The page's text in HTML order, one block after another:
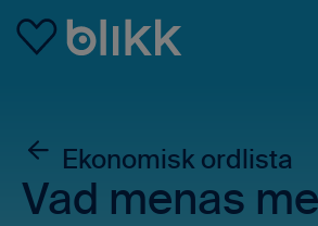
Ekonomisk ordlista
Vad menas